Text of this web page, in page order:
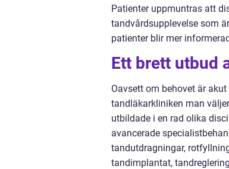
Patienter uppmuntras att
tandvårdsupplevelse som
patienter blir mer
Ett brett utbud
Oavsett om behovet är
tandläkarkliniken man
utbildade i en rad olika
avancerade
tandutdragningar,
tandimplantat,